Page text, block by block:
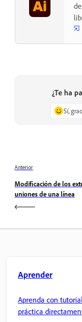
¿Te ha
Sí,
Anterior
Modificación de los
uniones de una línea
Aprender
Aprenda con
práctica